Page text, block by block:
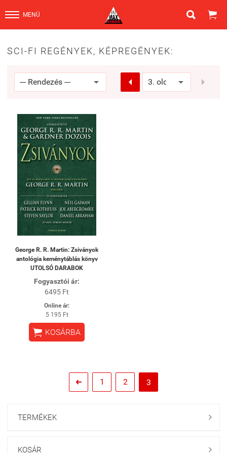
MENÜ  
SCI-FI REGÉNYEK, KÉPREGÉNYEK:
 
George R. R. Martin: Zsiványok
antológia keménytáblás könyv
UTOLSÓ DARABOK
Fogyasztói ár:
6495 Ft
Online ár:
5 195 Ft
 KOSÁRBA
 1 2 3
TERMÉKEK 
KOSÁR 